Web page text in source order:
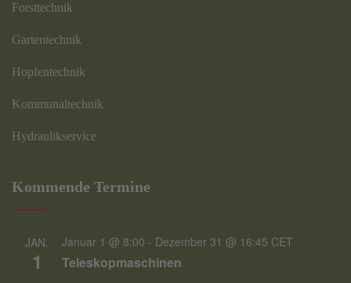
Forsttechnik
Gartentechnik
Hopfentechnik
Kommunaltechnik
Hydraulikservice
Kommende Termine
JAN.
1
Januar 1 @ 8:00 - Dezember 31 @ 16:45 CET
Teleskopmaschinen